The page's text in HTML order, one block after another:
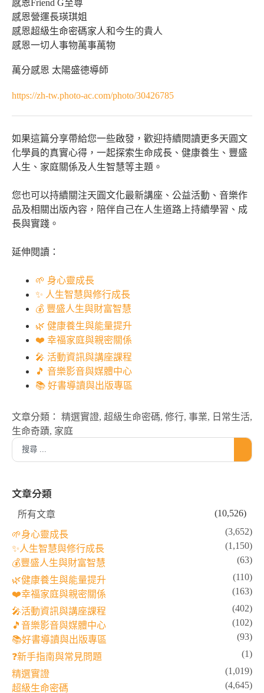
感恩Friend G至尊
感恩營運長瑛琪姐
感恩超級生命密碼家人和今生的貴人
感恩一切人事物萬事萬物
萬分感恩 太陽盛德導師
https://zh-tw.photo-ac.com/photo/30426785
如果這篇分享帶給您一些啟發，歡迎持續閱讀更多天圓文
化學員的真實心得，一起探索生命成長、健康養生、豐盛
人生、家庭關係及人生智慧等主題。
您也可以持續關注天圓文化最新講座、公益活動、音樂作
品及相關出版內容，陪伴自己在人生道路上持續學習、成
長與實踐。
延伸閱讀：
🌱 身心靈成長
✨ 人生智慧與修行成長
💰 豐盛人生與財富智慧
🌿 健康養生與能量提升
❤️ 幸福家庭與親密關係
🎤 活動資訊與講座課程
🎵 音樂影音與媒體中心
📚 好書導讀與出版專區
文章分類： 精選實證, 超級生命密碼, 修行, 事業, 日常生活,
生命奇蹟, 家庭
文章分類
所有文章 (10,526)
🌱身心靈成長
(3,652)
✨人生智慧與修行成長
(1,150)
💰豐盛人生與財富智慧
(63)
🌿健康養生與能量提升
(110)
❤️幸福家庭與親密關係
(163)
🎤活動資訊與講座課程
(402)
🎵音樂影音與媒體中心
(102)
📚好書導讀與出版專區
(93)
❓新手指南與常見問題
(1)
精選實證
(1,019)
超級生命密碼
(4,645)